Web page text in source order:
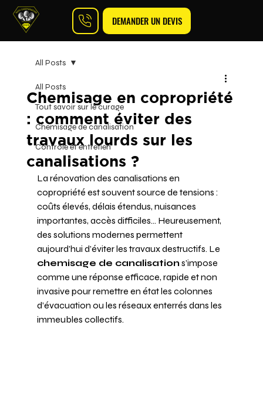
DEMANDER UN DEVIS
All Posts
Tout savoir sur le curage
Chemisage de canalisation
Contrôle et entretien
All Posts
Chemisage en copropriété
: comment éviter des
travaux lourds sur les
canalisations ?
La rénovation des canalisations en
copropriété est souvent source de tensions :
coûts élevés, délais étendus, nuisances
importantes, accès difficiles… Heureusement,
des solutions modernes permettent
aujourd’hui d’éviter les travaux destructifs. Le
chemisage de canalisation s’impose
comme une réponse efficace, rapide et non
invasive pour remettre en état les colonnes
d’évacuation ou les réseaux enterrés dans les
immeubles collectifs.